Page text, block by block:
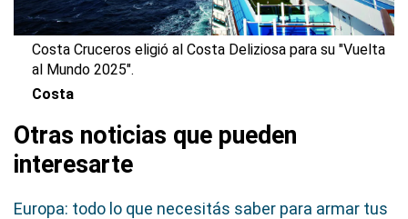
Costa Cruceros eligió al Costa Deliziosa para su "Vuelta
al Mundo 2025".
Costa
Otras noticias que pueden
interesarte
Europa: todo lo que necesitás saber para armar tus